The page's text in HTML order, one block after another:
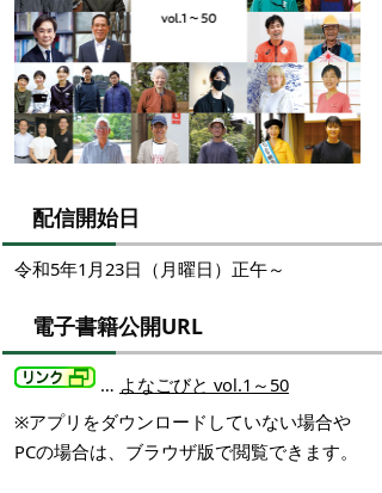
配信開始日
令和5年1月23日（月曜日）正午～
電子書籍公開URL
… よなごびと vol.1～50
※アプリをダウンロードしていない場合や
PCの場合は、ブラウザ版で閲覧できます。